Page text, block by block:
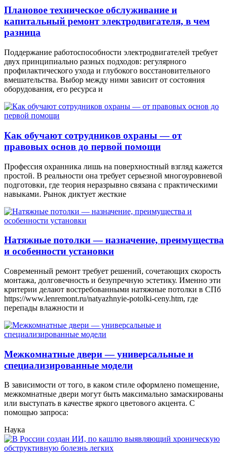
Плановое техническое обслуживание и
капитальный ремонт электродвигателя, в чем
разница
Поддержание работоспособности электродвигателей требует
двух принципиально разных подходов: регулярного
профилактического ухода и глубокого восстановительного
вмешательства. Выбор между ними зависит от состояния
оборудования, его ресурса и
Как обучают сотрудников охраны — от
правовых основ до первой помощи
Профессия охранника лишь на поверхностный взгляд кажется
простой. В реальности она требует серьезной многоуровневой
подготовки, где теория неразрывно связана с практическими
навыками. Рынок диктует жесткие
Натяжные потолки — назначение, преимущества
и особенности установки
Современный ремонт требует решений, сочетающих скорость
монтажа, долговечность и безупречную эстетику. Именно эти
критерии делают востребованными натяжные потолки в СПб
https://www.lenremont.ru/natyazhnyie-potolki-ceny.htm, где
перепады влажности и
Межкомнатные двери — универсальные и
специализированные модели
В зависимости от того, в каком стиле оформлено помещение,
межкомнатные двери могут быть максимально замаскированы
или выступать в качестве яркого цветового акцента. С
помощью запроса:
Наука